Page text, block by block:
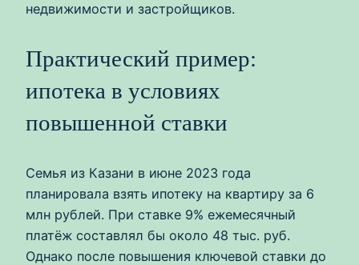
недвижимости и застройщиков.
Практический пример:
ипотека в условиях
повышенной ставки
Семья из Казани в июне 2023 года
планировала взять ипотеку на квартиру за 6
млн рублей. При ставке 9% ежемесячный
платёж составлял бы около 48 тыс. руб.
Однако после повышения ключевой ставки до